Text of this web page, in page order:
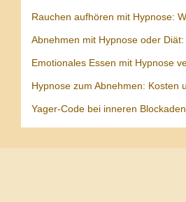
Rauchen aufhören mit Hypnose:
Abnehmen mit Hypnose oder Diät:
Emotionales Essen mit Hypnose
Hypnose zum Abnehmen: Kosten
Yager-Code bei inneren